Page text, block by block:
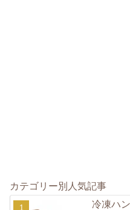
カテゴリー別人気記事
冷凍ハ